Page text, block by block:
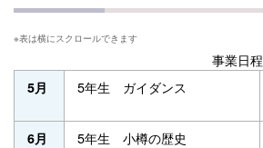
事業日程
5月 5年生 ガイダンス
6月 5年生 小樽の歴史